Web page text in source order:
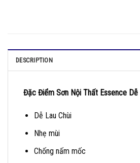
DESCRIPTION
Đặc Điểm Sơn Nội Thất Essence Dễ
Dễ Lau Chùi
Nhẹ mùi
Chống nấm mốc